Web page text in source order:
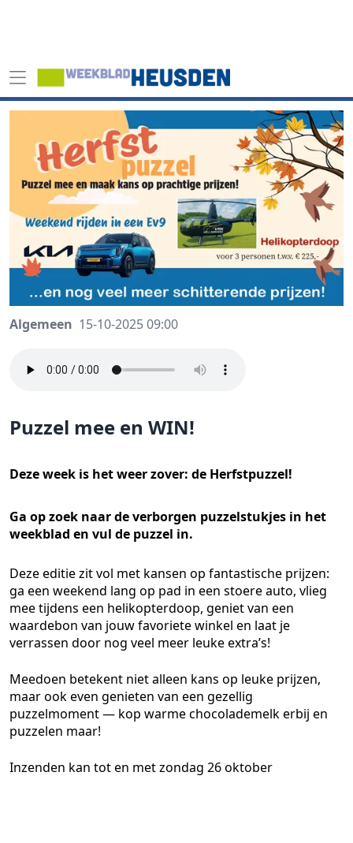
Algemeen 15-10-2025 09:00
Puzzel mee en WIN!
Deze week is het weer zover: de Herfstpuzzel!
Ga op zoek naar de verborgen puzzelstukjes in het
weekblad en vul de puzzel in.
Deze editie zit vol met kansen op fantastische prijzen:
ga een weekend lang op pad in een stoere auto, vlieg
mee tijdens een helikopterdoop, geniet van een
waardebon van jouw favoriete winkel en laat je
verrassen door nog veel meer leuke extra’s!
Meedoen betekent niet alleen kans op leuke prijzen,
maar ook even genieten van een gezellig
puzzelmoment — kop warme chocolademelk erbij en
puzzelen maar!
Inzenden kan tot en met zondag 26 oktober